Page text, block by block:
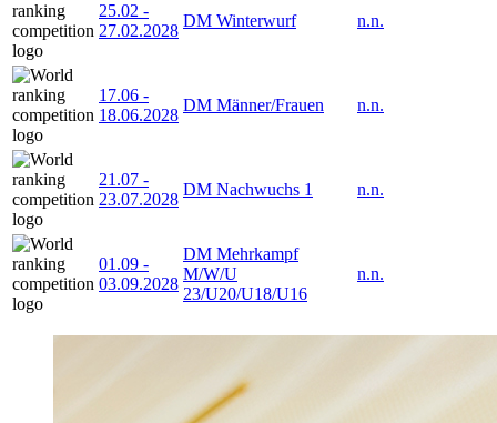
25.02 -
27.02.2028
DM Winterwurf n.n.
17.06 -
18.06.2028
DM Männer/Frauen n.n.
21.07 -
23.07.2028
DM Nachwuchs 1 n.n.
01.09 -
03.09.2028
DM Mehrkampf
M/W/U
23/U20/U18/U16
n.n.